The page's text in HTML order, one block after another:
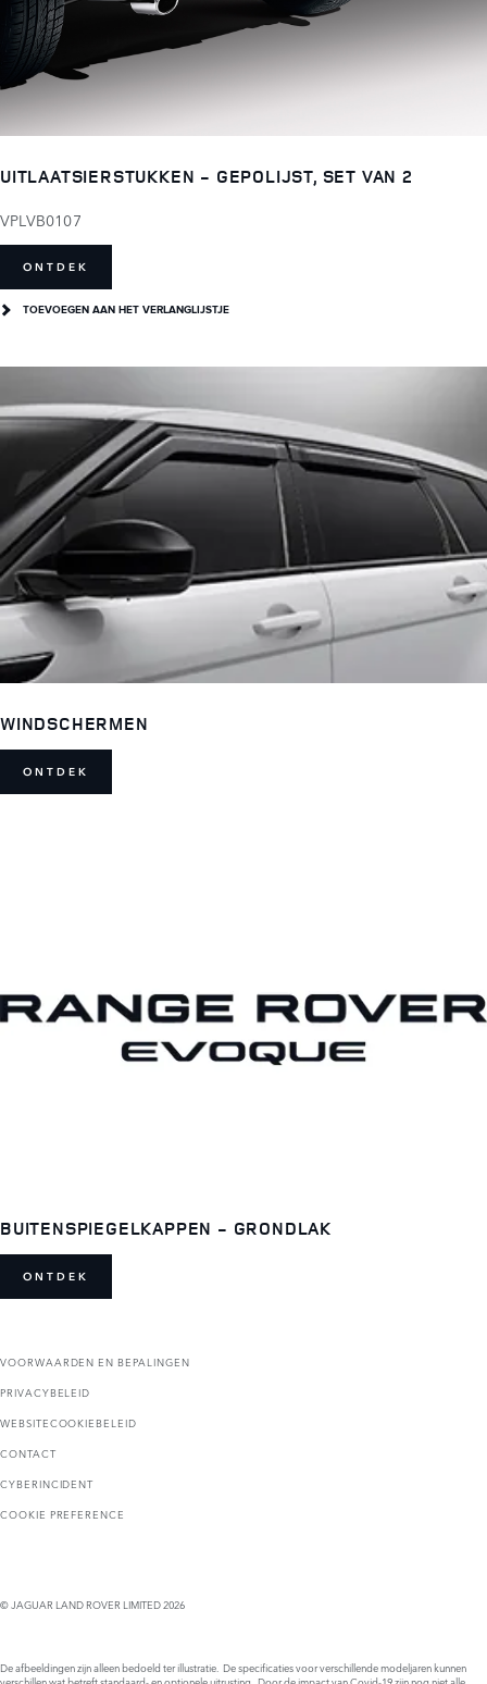
UITLAATSIERSTUKKEN - GEPOLIJST, SET VAN 2
VPLVB0107
ONTDEK
TOEVOEGEN AAN HET VERLANGLIJSTJE
WINDSCHERMEN
ONTDEK
BUITENSPIEGELKAPPEN - GRONDLAK
ONTDEK
VOORWAARDEN EN BEPALINGEN
PRIVACYBELEID
WEBSITECOOKIEBELEID
CONTACT
CYBERINCIDENT
COOKIE PREFERENCE
© JAGUAR LAND ROVER LIMITED 2026
De afbeeldingen zijn alleen bedoeld ter illustratie. De specificaties voor verschillende modeljaren kunnen